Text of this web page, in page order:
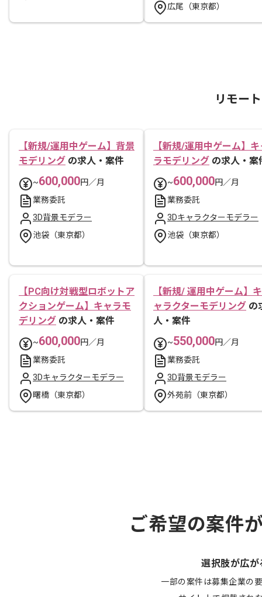
広尾（東京都）
リモー
【新規/運用中ゲーム】背景
モデリング の求人・案件
~600,000円／月
業務委託
3D背景モデラー
池袋（東京都）
【新規/運用中ゲーム】キ
ラモデリング の求人・案
~600,000円／月
業務委託
3Dキャラクターモデラー
池袋（東京都）
【PC向け対戦型ロボットア
クションゲーム】キャラモ
デリング の求人・案件
~600,000円／月
業務委託
3Dキャラクターモデラー
曙橋（東京都）
【新規/ 運用中ゲーム】キ
ャラクターモデリング の
人・案件
~550,000円／月
業務委託
3D背景モデラー
外苑前（東京都）
ご希望の案件
選択肢が広が
一部の案件は募集企業の